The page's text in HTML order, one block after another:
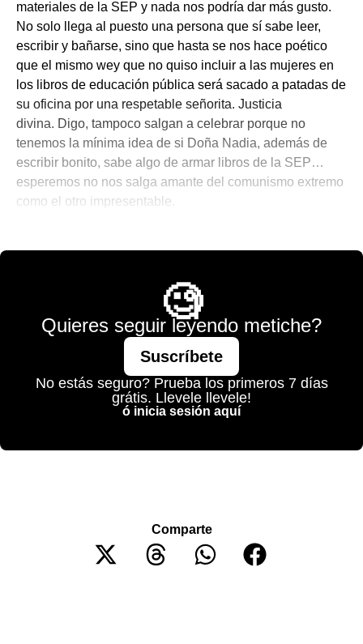
materiales de la SEP y nada nos podría dar más gusto.
No solo llega al puesto una persona que sí sabe leer,
escribir y bañarse, sino que hasta se nos hace poético
que el mismo wey que no quiso incluir a las mujeres en
los libros de educación pública será sacado a patadas de
su oficina por una respetable señorita. Justicia
divina. Digo, tampoco salgan a celebrar porque no
tenemos la mínima idea de si Doña Nadia, además de
escribir bonito, sabe algo de armar libros de la SEP…
esperemos no nos salga amante del comunismo extremo
como el otro impresentable.
🧐
Quieres seguir leyendo metiche?
Suscríbete
No estás seguro? Prueba los primeros 7 días
grátis. Llevele llevele!
ó inicia sesión aquí
Comparte